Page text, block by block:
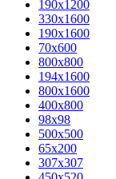
190x1200
330x1600
190x1600
70x600
800x800
194x1600
800x1600
400х800
98x98
500x500
65x200
307x307